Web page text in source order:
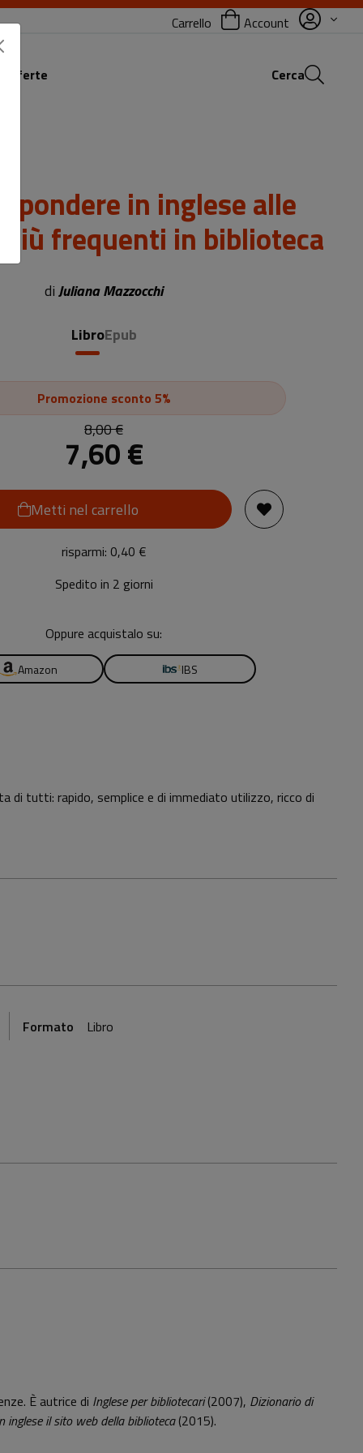
Carrello Account
offerte Cerca
in inglese alle
più frequenti in biblioteca
diJuliana Mazzocchi
LibroEpub
Promozione sconto 5%
8,00 €
7,60 €
Metti nel carrello
risparmi: 0,40 €
Spedito in 2 giorni
Oppure acquistalo su:
Amazon IBS
di tutti: rapido, semplice e di immediato utilizzo, ricco di
Formato
Libro
È autrice di Inglese per bibliotecari(2007), Dizionario di
inglese il sito web della biblioteca(2015).